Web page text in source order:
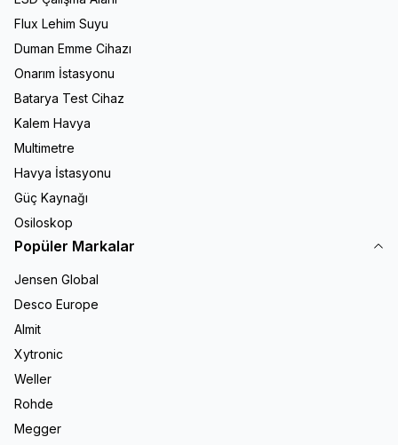
Flux Lehim Suyu
Duman Emme Cihazı
Onarım İstasyonu
Batarya Test Cihaz
Kalem Havya
Multimetre
Havya İstasyonu
Güç Kaynağı
Osiloskop
Popüler Markalar
Jensen Global
Desco Europe
Almit
Xytronic
Weller
Rohde
Megger